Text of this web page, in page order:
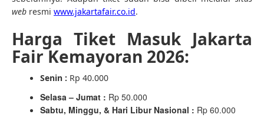
web resmi www.jakartafair.co.id.
Harga Tiket Masuk Jakarta
Fair Kemayoran 2026:
Senin : Rp 40.000
Selasa – Jumat : Rp 50.000
Sabtu, Minggu, & Hari Libur Nasional : Rp 60.000